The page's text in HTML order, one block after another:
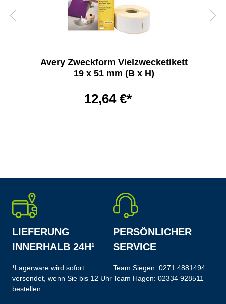
Avery Zweckform Vielzwecketikett
19 x 51 mm (B x H)
12,64 €*
LIEFERUNG
INNERHALB 24H¹
¹Lagerware wird sofort
versendet, wenn Sie bis 12 Uhr
bestellen
PERSÖNLICHER
SERVICE
Team Siegen: 0271 4881494
Team Hagen: 02334 928511